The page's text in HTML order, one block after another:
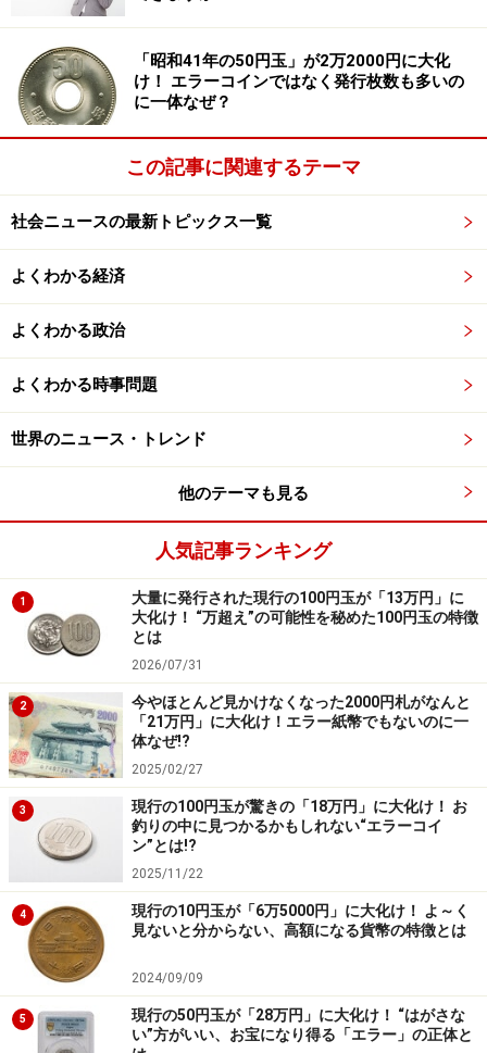
恐らく、不二家の経営陣の脳裏にはあの事件が蘇ったは
ず。2000年、1万3,000人を超える被害者を出した雪印乳
業の集団食中毒で、同社は消費者の信頼を失い、解体的
出直しを迫られました。どんな企業でも、業績に打撃を
与えるマイナス情報は、隠し通したいと願うものです
が、昨今は、コンプライアンス（法令遵守や企業倫理）
が厳しく求められるご時勢。速やかな公表を怠った不二
ところで、問題の発端となったのは「消費期限」切れの
りますね。「消費期限」と「賞味期限」は一体、どこが
どう違うの？ →次のページへ
1/2
「昭和41年の50円玉」が2万2000円に大化
け！ エラーコインではなく発行枚数も多いの
に一体なぜ？
この記事に関連するテーマ
社会ニュースの最新トピックス一覧
よくわかる経済
よくわかる政治
よくわかる時事問題
世界のニュース・トレンド
他のテーマも見る
人気記事ランキング
1
大量に発行された現行の100円玉が「13万円」に
大化け！ “万超え”の可能性を秘めた100円玉の特徴
とは
2026/07/31
2
今やほとんど見かけなくなった2000円札がなんと
「21万円」に大化け！エラー紙幣でもないのに一
体なぜ!?
2025/02/27
3
現行の100円玉が驚きの「18万円」に大化け！ お
釣りの中に見つかるかもしれない“エラーコイ
ン”とは!?
2025/11/22
4
現行の10円玉が「6万5000円」に大化け！ よ～く
見ないと分からない、高額になる貨幣の特徴とは
2024/09/09
5
現行の50円玉が「28万円」に大化け！ “はがさな
い”方がいい、お宝になり得る「エラー」の正体と